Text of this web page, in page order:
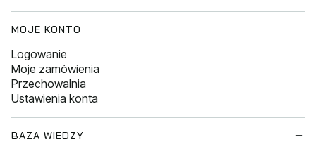
MOJE KONTO
Logowanie
Moje zamówienia
Przechowalnia
Ustawienia konta
BAZA WIEDZY